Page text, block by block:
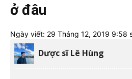
ở đâu
Ngày viết: 29 Tháng 12, 2019 9:58
Dược sĩ Lê Hùng